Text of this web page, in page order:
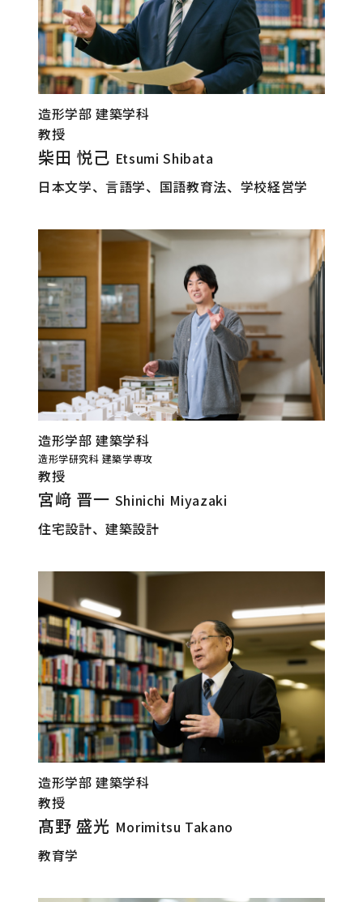
造形学部 建築学科
教授
柴田 悦己 Etsumi Shibata
日本文学、言語学、国語教育法、学校経営学
造形学部 建築学科
造形学研究科 建築学専攻
教授
宮﨑 晋一 Shinichi Miyazaki
住宅設計、建築設計
造形学部 建築学科
教授
髙野 盛光 Morimitsu Takano
教育学